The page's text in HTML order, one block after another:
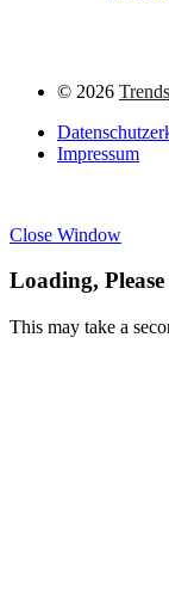
© 2026
Impressum
Close Window
Loading,
This may take a